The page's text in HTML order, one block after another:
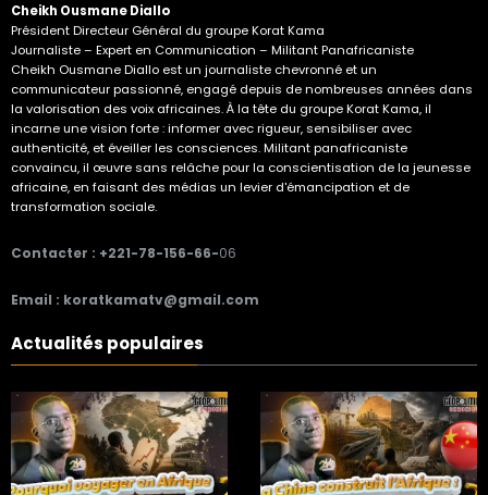
Cheikh Ousmane Diallo
Président Directeur Général du groupe Korat Kama
Journaliste – Expert en Communication – Militant Panafricaniste
Cheikh Ousmane Diallo est un journaliste chevronné et un
communicateur passionné, engagé depuis de nombreuses années dans
la valorisation des voix africaines. À la tête du groupe Korat Kama, il
incarne une vision forte : informer avec rigueur, sensibiliser avec
authenticité, et éveiller les consciences. Militant panafricaniste
convaincu, il œuvre sans relâche pour la conscientisation de la jeunesse
africaine, en faisant des médias un levier d'émancipation et de
transformation sociale.
Contacter : +221-78-156-66-06
Email : koratkamatv@gmail.com
Actualités populaires